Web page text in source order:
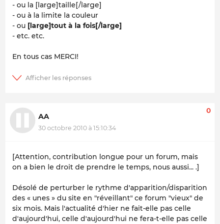
- ou la [large]taille[/large]
- ou à la limite la couleur
- ou [large]tout à la fois[/large]
- etc. etc.
En tous cas MERCI!
AA
30 octobre 2010 à 15:10:34
0
[Attention, contribution longue pour un forum, mais
on a bien le droit de prendre le temps, nous aussi... .]
Désolé de perturber le rythme d'apparition/disparition
des « unes » du site en "réveillant" ce forum "vieux" de
six mois. Mais l'actualité d'hier ne fait-elle pas celle
d'aujourd'hui, celle d'aujourd'hui ne fera-t-elle pas celle